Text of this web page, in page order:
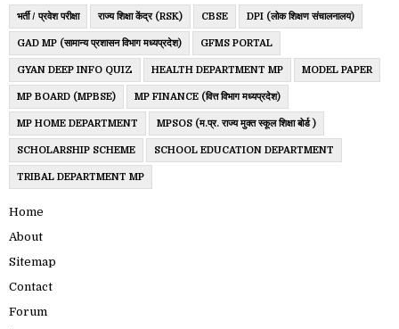
भर्ती / प्रवेश परीक्षा राज्य शिक्षा केंद्र (RSK) CBSE DPI (लोक शिक्षण संचालनालय)
GAD MP (सामान्य प्रशासन विभाग मध्यप्रदेश) GFMS PORTAL
GYAN DEEP INFO QUIZ HEALTH DEPARTMENT MP MODEL PAPER
MP BOARD (MPBSE) MP FINANCE (वित्त विभाग मध्यप्रदेश)
MP HOME DEPARTMENT MPSOS (म.प्र. राज्य मुक्त स्कूल शिक्षा बोर्ड )
SCHOLARSHIP SCHEME SCHOOL EDUCATION DEPARTMENT
TRIBAL DEPARTMENT MP
Home
About
Sitemap
Contact
Forum